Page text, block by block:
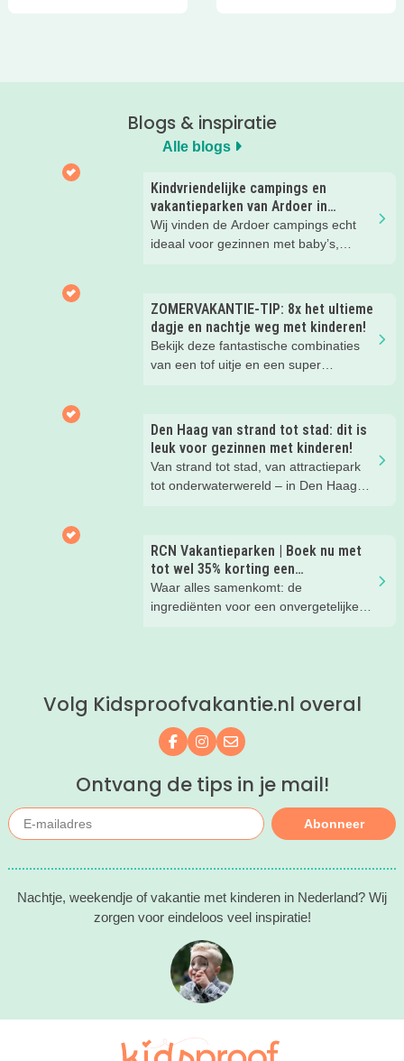
Blogs & inspiratie
Alle blogs
Kindvriendelijke campings en
vakantieparken van Ardoer in
Nederland
Wij vinden de Ardoer campings echt
ideaal voor gezinnen met baby’s,
ZOMERVAKANTIE-TIP: 8x het ultieme
dagje en nachtje weg met kinderen!
Bekijk deze fantastische combinaties
van een tof uitje en een super
(klein)kind!
Den Haag van strand tot stad: dit is
leuk voor gezinnen met kinderen!
Van strand tot stad, van attractiepark
tot onderwaterwereld – in Den Haag
ontspannen met een lekkere lunch op
het strand en een duik in zee. Heerlijk!
RCN Vakantieparken | Boek nu met
tot wel 35% korting een
zomervakantie!
Waar alles samenkomt: de
ingrediënten voor een onvergetelijke
Volg Kidsproofvakantie.nl overal
Volg ons op Facebook
Volg ons op Instagram
Mail ons
Ontvang de tips in je mail!
Abonneer
Nachtje, weekendje of vakantie met kinderen in Nederland? Wij
zorgen voor eindeloos veel inspiratie!